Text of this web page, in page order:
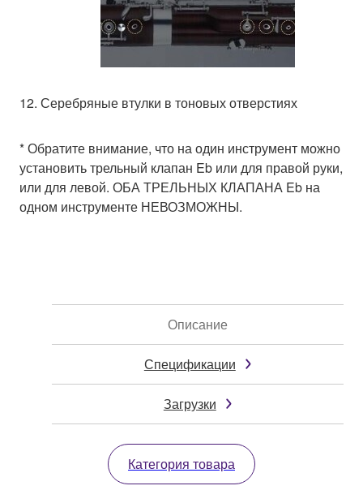
12. Серебряные втулки в тоновых отверстиях
* Обратите внимание, что на один инструмент можно
установить трельный клапан Eb или для правой руки,
или для левой. ОБА ТРЕЛЬНЫХ КЛАПАНА Eb на
одном инструменте НЕВОЗМОЖНЫ.
Описание
Спецификации
Загрузки
Категория товара